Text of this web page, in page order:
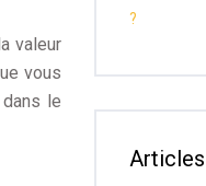
valeur
vous
le
?